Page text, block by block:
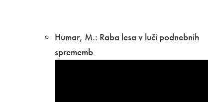
Humar, M.: Raba lesa v luči podnebnih
sprememb